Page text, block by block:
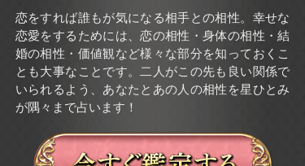
恋をすれば誰もが気になる相手との相性。幸せな
恋愛をするためには、恋の相性・身体の相性・結
婚の相性・価値観など様々な部分を知っておくこ
とも大事なことです。二人がこの先も良い関係で
いられるよう、あなたとあの人の相性を星ひとみ
が隅々まで占います！